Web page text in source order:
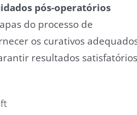
pós-operatórios
do processo de
os curativos
resultados satisfatórios